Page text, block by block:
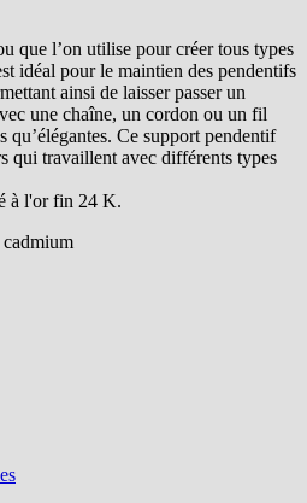
que l’on utilise pour créer tous types
idéal pour le maintien des pendentifs
ainsi de laisser passer un
une chaîne, un cordon ou un fil
qu’élégantes. Ce support pendentif
qui travaillent avec différents types
à l'or fin 24 K.